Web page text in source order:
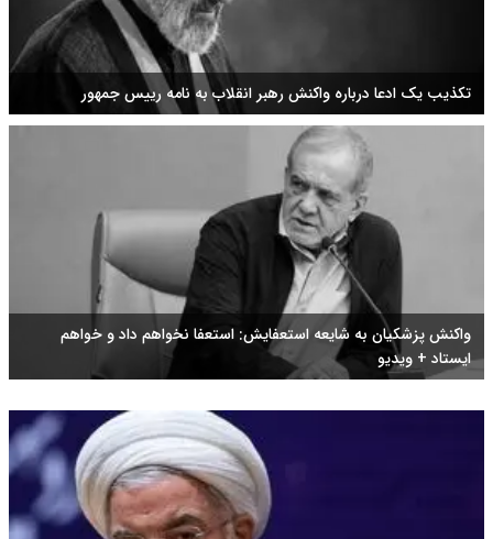
تکذیب یک ادعا درباره واکنش رهبر انقلاب به نامه رییس جمهور
واکنش پزشکیان به شایعه استعفایش: استعفا نخواهم داد و خواهم
ایستاد + ویدیو